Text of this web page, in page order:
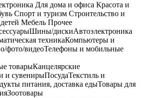
Для дома и офиса Красота и
Спорт и туризм Строительство и
Мебель Прочее
Шины/дискиАвтоэлектроника
техникаКомпьютеры и
фото/видеоТелефоны и мобильные
товарыКанцелярские
и сувенирыПосудаТекстиль и
питания, доставка едыТовары для
Зоотовары